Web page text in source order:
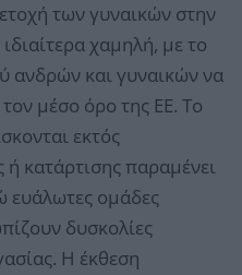
των γυναικών στην
χαμηλή, με το
ανδρών και γυναικών να
μέσο όρο της ΕΕ. Το
εκτός
κατάρτισης παραμένει
ευάλωτες ομάδες
δυσκολίες
Η έκθεση